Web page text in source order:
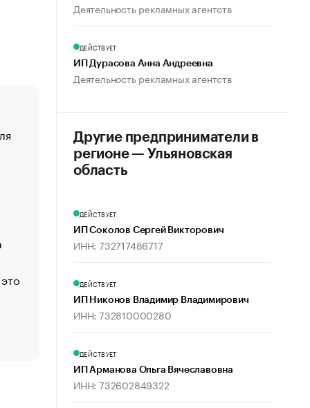
«От спорта тело стареет иначе». Как живет глава
создавшей GTA
«Деньги будут не нужны»: что рассказал Маск в
Функции менеджмента: пять ключевых основ
управления
ЕС разрешил конфискацию российской нефти —
Стресс обеспеченных людей: почему рост доходов
Что обвинения против Павла Дурова значат для
Деятельность рекламных агентств
ДЕЙСТВУЕТ
ИП Дурасова Анна Андреевна
Деятельность рекламных агентств
Другие предприниматели в
регионе — Ульяновская
область
ДЕЙСТВУЕТ
ИП Соколов Сергей Викторович
ИНН: 732717486717
ДЕЙСТВУЕТ
ИП Никонов Владимир Владимирович
ИНН: 732810000280
ДЕЙСТВУЕТ
ИП Арманова Ольга Вячеславовна
ИНН: 732602849322